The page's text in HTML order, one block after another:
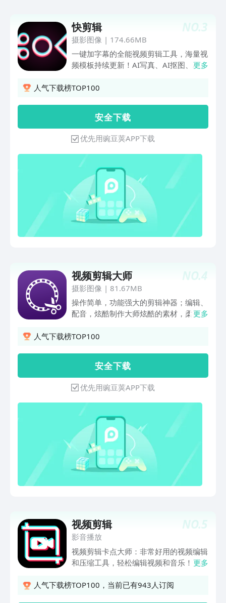
和片尾等，帮助用户快速完成视频剪辑。
丰富的音效和音乐库，包括文字智能配
音、语音加字幕、提取音频、降噪模式、
音乐卡点等，让用户轻松添加各种音效和
择和滤镜、美颜、视频背景、画中画、智
加精美的视频作品。海量模板涵盖多用户
群体的风格选择，一键剪出同款火爆网络
的短视频，助推作品上热门。
NO.3
快剪辑
摄影图像 | 174.66MB
一键加字幕的全能视频剪辑工具，海量视
频模板持续更新！AI写真、AI抠图、AI擦
业！ 快剪辑是抖音、快手、小红书、B站
础剪辑视频必备~ 【快剪辑特色功能】
「AI写真」简单操作，一键生成写真大
片，无需等待。AI写真馆有多种写真模
板，港风、古风、证件照、形象照等风格
千万选择，轻松体验不同妆造魅力，实现
写真自由！ 「视频拜年」只需一张图图
片，告别繁琐妆搭，轻松打造吸睛拜年视
频 。 「智能抠图」一键自动抠出人物换
背景，精美原创背景模板在线换 「AI快
字幕」视频自动加字幕，再也不用手敲字
幕了！ 「画中画」玩转双重曝光，把平
分、拼接、修剪、编辑、旋转、转场、变
速、倒放、定格、变焦、音频分离等多种
视频剪辑操作 -支持画质调节、光效、滤
镜、特效、音乐提取、音效、变声、字
水印等 【视频导出】 -自定义分辨率和码
交平台
更多
人气下载榜TOP100
安 全 下 载
优先用豌豆荚APP下载
NO.4
视频剪辑大师
摄影图像 | 81.67MB
操作简单，功能强大的剪辑神器；编辑、
配音，炫酷制作大师炫酷的素材，柔美or
炫酷片头+海量背景音乐素材+搞笑的表
尾素材，特效，搞笑的表情，这些我们都
给你准备好，并且经常更新，你也可以提
出想要什么样的效果，我们都能满足【功
能介绍】——超给力的剪辑强大的编辑功
能，能让您随心剪切到0.1S，剪辑拼接，
字幕编辑，更贴心——电影级的片头素材
炫酷素材，特效，经常更新，随意挑——
BGM背景音乐的大杂烩音质清晰，流畅
不卡顿，完美呈现电影级后期配音——简
便却又高效的字幕添加搞笑表情，神字
幕，神解说，配上文字让您的更加趣味
在占用本地空间并将快乐分享出趣
更多
人气下载榜TOP100
安 全 下 载
优先用豌豆荚APP下载
NO.5
视频剪辑
影音播放
视频剪辑卡点大师：非常好用的视频编辑
和压缩工具，轻松编辑视频和音乐！ 剪
抓取视频帧，高品质分享您的视频！ 主
更多
人气下载榜TOP100，当前已有943人订阅